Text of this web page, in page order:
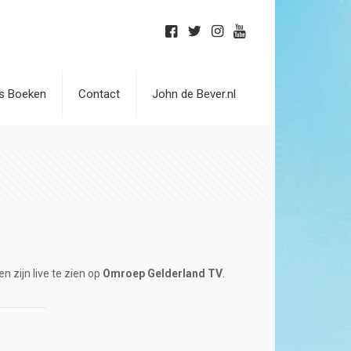
Boeken Contact John de Bever.nl
zijn live te zien op Omroep Gelderland TV